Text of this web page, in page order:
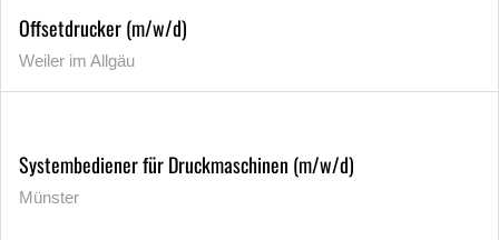
Offsetdrucker (m/w/d)
Weiler im Allgäu
Systembediener für Druckmaschinen (m/w/d)
Münster